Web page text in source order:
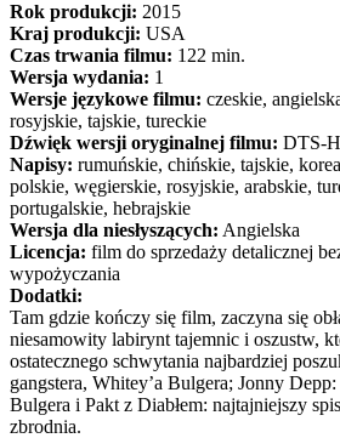
Rok produkcji: 2015
Kraj produkcji: USA
Czas trwania filmu: 122 min.
Wersja wydania: 1
Wersje językowe filmu: czeskie,
rosyjskie, tajskie, tureckie
Dźwięk wersji oryginalnej filmu: DTS-
Napisy: rumuńskie, chińskie, tajskie,
polskie, węgierskie, rosyjskie, arabskie,
portugalskie, hebrajskie
Wersja dla niesłyszących: Angielska
Licencja: film do sprzedaży detalicznej
wypożyczania
Dodatki:
Tam gdzie kończy się film, zaczyna się
niesamowity labirynt tajemnic i oszustw,
ostatecznego schwytania najbardziej
gangstera, Whitey’a Bulgera; Jonny
Bulgera i Pakt z Diabłem: najtajniejszy
zbrodnia.